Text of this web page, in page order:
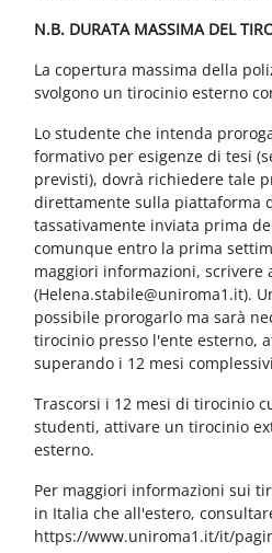
N.B. DURATA MASSIMA DEL
La copertura massima della
svolgono un tirocinio esterno
Lo studente che intenda
formativo per esigenze di tesi
previsti), dovrà richiedere tale
direttamente sulla piattaforma
tassativamente inviata prima
comunque entro la prima
maggiori informazioni, scrivere
(Helena.stabile@uniroma1.it).
possibile prorogarlo ma sarà
tirocinio presso l'ente esterno,
superando i 12 mesi
Trascorsi i 12 mesi di tirocinio
studenti, attivare un tirocinio
esterno.
Per maggiori informazioni sui
in Italia che all'estero,
https://www.uniroma1.it/it/